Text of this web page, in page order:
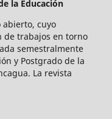
la Educación
abierto, cuyo
de trabajos en torno
semestralmente
y Postgrado de la
La revista